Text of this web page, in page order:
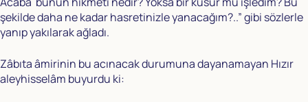
şekilde daha ne kadar hasretinizle yanacağım?..” gibi sözlerle
yanıp yakılarak ağladı.
Zâbıta âmirinin bu acınacak durumuna dayanamayan Hızır
aleyhisselâm buyurdu ki: